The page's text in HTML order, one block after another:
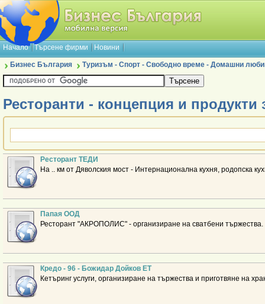
Начало Търсене фирми Новини
Бизнес България Туризъм - Спорт - Свободно време - Домашни
Ресторанти - концепция и продукти
Ресторант ТЕДИ
На .. км от Дяволския мост - Интернационална кухня, родопска
Папая ООД
Ресторант "АКРОПОЛИС" - организиране на сватбени
Кредо - 96 - Божидар Дойков ЕТ
Кетъринг услуги, организиране на тържества и приготвяне на